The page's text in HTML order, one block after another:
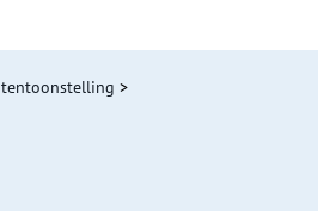
tentoonstelling >